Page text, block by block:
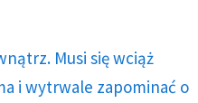
Musi się wciąż
i wytrwale zapominać o